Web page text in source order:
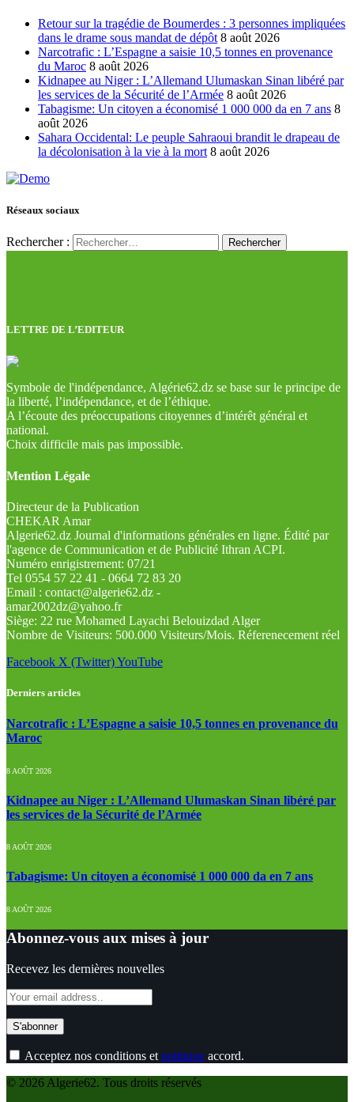
Retour sur la tragédie de Boumerdes : 3 personnes impliquées
dans le drame sous mandat de dépôt 8 août 2026
Narcotrafic : L’Espagne a saisie 10,5 tonnes en provenance
du Maroc 8 août 2026
Kidnapee au Niger : L’Allemand Ulumaskan Sinan libéré par
les services de la Sécurité de l’Armée 8 août 2026
Tabagisme: Un citoyen a économisé 1 000 000 da en 7 ans 8
août 2026
Sahara Occidental: Le peuple Sahraoui brandit le drapeau de
la décolonisation à la vie à la mort 8 août 2026
Réseaux sociaux
Rechercher :
LETTRE DE L’EDITEUR
Symbole de l'indépendance, Algérie62.dz se base sur le principe de
la liberté, l’indépendance, et de l’éthique.
A l’écoute des préoccupations citoyennes d’intérêt général et
national.
Choix difficile mais pas impossible.
Mention Légale
Directeur de la Publication
CHEKAR Amar
Algerie62.dz Journal d'informations générales en ligne. Édité par
l'agence de Communication et de Publicité Ithran ACPI.
Numéro enrigistrement: 07/21
Tel 0554 57 22 41 - 0664 72 83 20
Email : contact@algerie62.dz -
amar2002dz@yahoo.fr
Siège: 22 rue Mohamed Layachi Belouizdad Alger
Nombre de Visiteurs: 500.000 Visiteurs/Mois. Réferenecement réel
Facebook X (Twitter)YouTube
Derniers articles
Narcotrafic : L’Espagne a saisie 10,5 tonnes en provenance du
Maroc
8 AOÛT 2026
Kidnapee au Niger : L’Allemand Ulumaskan Sinan libéré par
les services de la Sécurité de l’Armée
8 AOÛT 2026
Tabagisme: Un citoyen a économisé 1 000 000 da en 7 ans
8 AOÛT 2026
Abonnez-vous aux mises à jour
Recevez les dernières nouvelles
Acceptez nos conditions et politique accord.
© 2026 Algerie62. Tous droits réservés